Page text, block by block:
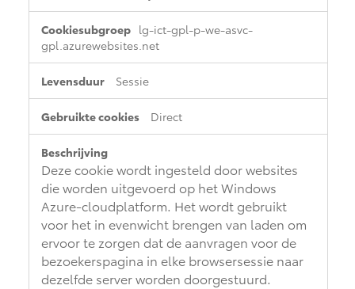
Proace (excl. BTW)
OOK ALS BATTERIJ-
Vanaf € 37.500,-
Proace Verso
Proace Max (excl. BTW)
OOK ALS BATTERIJ-
ELEKTRISCH
Hilux (excl. BTW)
OOK ALS BATTERIJ-
ELEKTRISCH
cookies
lg-ict-gpl-p-we-asvc-
gpl.azurewebsites.net
Sessie
Direct
Deze cookie wordt ingesteld door websites
die worden uitgevoerd op het Windows
Azure-cloudplatform. Het wordt gebruikt
voor het in evenwicht brengen van laden om
ervoor te zorgen dat de aanvragen voor de
bezoekerspagina in elke browsersessie naar
dezelfde server worden doorgestuurd.